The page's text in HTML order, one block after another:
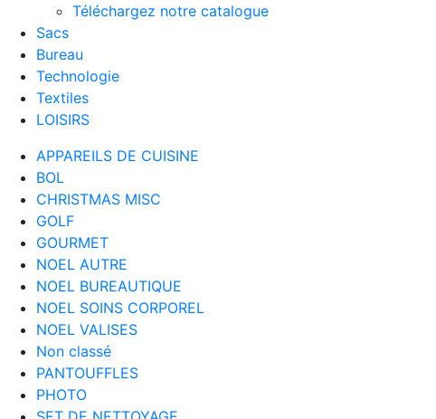
Téléchargez notre catalogue
Sacs
Bureau
Technologie
Textiles
LOISIRS
APPAREILS DE CUISINE
BOL
CHRISTMAS MISC
GOLF
GOURMET
NOEL AUTRE
NOEL BUREAUTIQUE
NOEL SOINS CORPOREL
NOEL VALISES
Non classé
PANTOUFFLES
PHOTO